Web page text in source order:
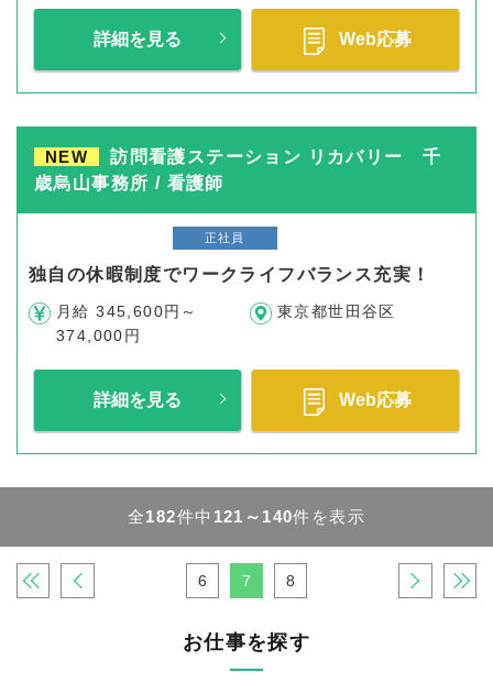
詳細を見る Web応募
NEW
訪問看護ステーション リカバリー 千
歳烏山事務所 / 看護師
正社員
独自の休暇制度でワークライフバランス充実！
月給 345,600円～
374,000円
東京都世田谷区
詳細を見る Web応募
全182件中 121～140件を表示
« ‹ 6 7 8 › »
お仕事を探す